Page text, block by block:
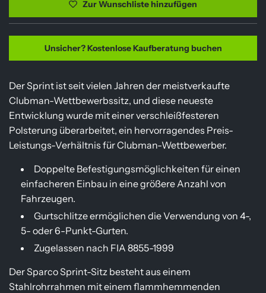
e
r
P
r
e
Zur Wunschliste hinzufügen
Unsicher? Kostenlose Kaufberatung buchen
Der Sprint ist seit vielen Jahren der meistverkaufte
Clubman-Wettbewerbssitz, und diese neueste
Entwicklung wurde mit einer verschleißfesteren
Polsterung überarbeitet, ein hervorragendes Preis-
Leistungs-Verhältnis für Clubman-Wettbewerber.
Doppelte Befestigungsmöglichkeiten für einen
einfacheren Einbau in eine größere Anzahl von
Fahrzeugen.
Gurtschlitze ermöglichen die Verwendung von 4-,
5- oder 6-Punkt-Gurten.
Zugelassen nach FIA 8855-1999
Der Sparco Sprint-Sitz besteht aus einem
Stahlrohrrahmen mit einem flammhemmenden